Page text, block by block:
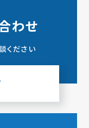
わせ
ください